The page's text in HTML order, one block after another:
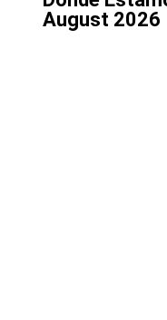
August 2026